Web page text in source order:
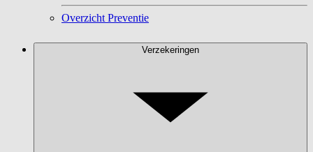
Overzicht Preventie
Verzekeringen